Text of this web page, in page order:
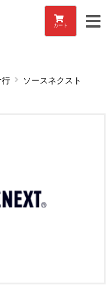
カート
行
ソースネクスト